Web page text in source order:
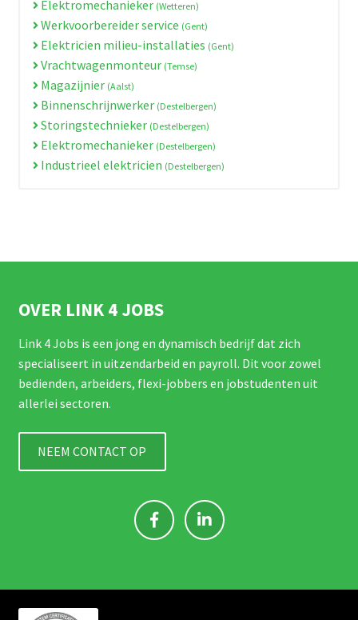
Elektromechanieker (Wetteren)
Werkvoorbereider service (Gent)
Elektricien milieu-installaties (Gent)
Vrachtwagenmonteur (Temse)
Magazijnier (Aalst)
Binnenschrijnwerker (Destelbergen)
Storingstechnieker (Destelbergen)
Elektromechanieker (Destelbergen)
Industrieel elektricien (Destelbergen)
OVER LINK 4 JOBS
Link 4 Jobs is een jong en dynamisch bedrijf dat zich
specialiseert in uitzendarbeid en payroll. Dit voor zowel
bedienden, arbeiders, flexi-jobbers en jobstudenten uit
allerlei sectoren.
NEEM CONTACT OP